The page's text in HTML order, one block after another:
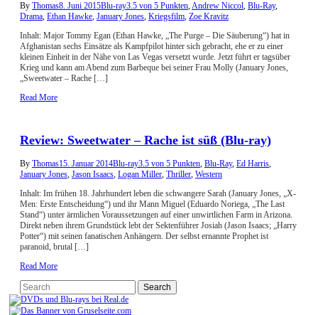
By Thomas8. Juni 2015Blu-ray3.5 von 5 Punkten,Andrew Niccol, Blu-Ray,
Drama, Ethan Hawke, January Jones, Kriegsfilm, Zoe Kravitz
Inhalt: Major Tommy Egan (Ethan Hawke, „The Purge – Die Säuberung“) hat in
Afghanistan sechs Einsätze als Kampfpilot hinter sich gebracht, ehe er zu einer
kleinen Einheit in der Nähe von Las Vegas versetzt wurde. Jetzt führt er tagsüber
Krieg und kann am Abend zum Barbeque bei seiner Frau Molly (January Jones,
„Sweetwater – Rache […]
Read More
Review: Sweetwater – Rache ist süß (Blu-ray)
By Thomas15. Januar 2014Blu-ray3.5 von 5 Punkten, Blu-Ray, Ed Harris,
January Jones, Jason Isaacs, Logan Miller, Thriller, Western
Inhalt: Im frühen 18. Jahrhundert leben die schwangere Sarah (January Jones, „X-
Men: Erste Entscheidung“) und ihr Mann Miguel (Eduardo Noriega, „The Last
Stand“) unter ärmlichen Voraussetzungen auf einer unwirtlichen Farm in Arizona.
Direkt neben ihrem Grundstück lebt der Sektenführer Josiah (Jason Isaacs; „Harry
Potter“) mit seinen fanatischen Anhängern. Der selbst ernannte Prophet ist
paranoid, brutal […]
Read More